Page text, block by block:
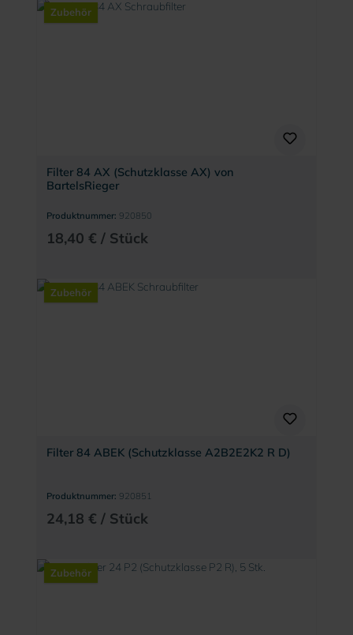
Zubehör
Filter 84 AX (Schutzklasse AX) von
BartelsRieger
Produktnummer: 920850
18,40 € / Stück
Zubehör
Filter 84 ABEK (Schutzklasse A2B2E2K2 R D)
Produktnummer: 920851
24,18 € / Stück
Zubehör